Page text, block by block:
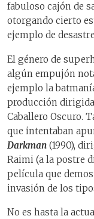
fabuloso cajón de
otorgando cierto
ejemplo de
El género de
algún empujón
ejemplo la
producción
Caballero Oscuro.
que intentaban
Darkman (1990),
Raimi (a la postre
película que
invasión de los
No es hasta la